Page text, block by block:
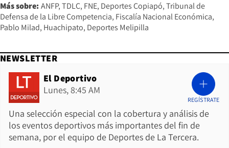
Más sobre: ANFP TDLC FNE Deportes Copiapó Tribunal de
Defensa de la Libre Competencia Fiscalía Nacional Económica
Pablo Milad Huachipato Deportes Melipilla
NEWSLETTER
El Deportivo
Lunes, 8:45 AM
Una selección especial con la cobertura y análisis de
los eventos deportivos más importantes del fin de
semana, por el equipo de Deportes de La Tercera.
REGÍSTRATE